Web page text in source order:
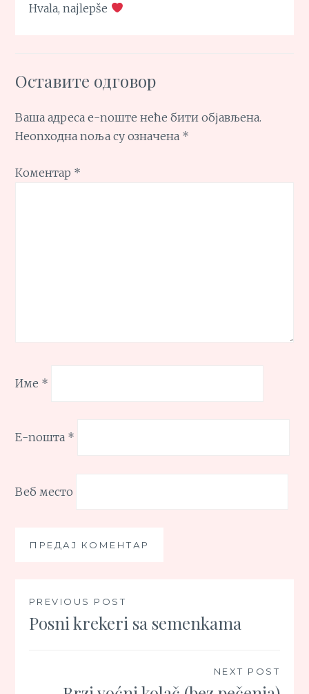
Hvala, najlepše
Оставите одговор
Ваша адреса е-поште неће бити објављена.
Неопходна поља су означена *
Коментар *
Име *
Е-пошта *
Веб место
Кретање
чланка
PREVIOUS POST
Posni krekeri sa semenkama
NEXT POST